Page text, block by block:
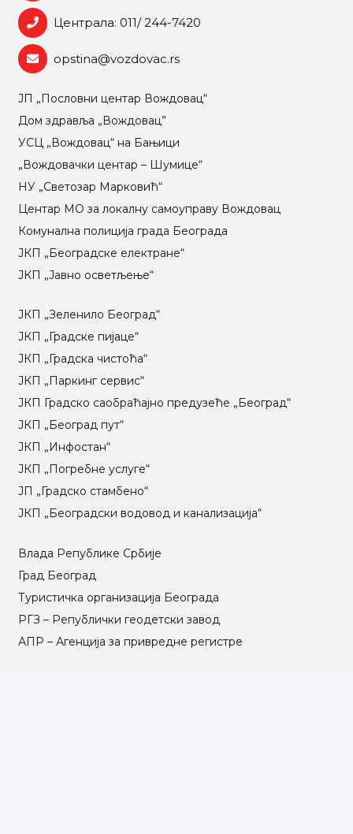
Централа: 011/ 244-7420
opstina@vozdovac.rs
ЈП „Пословни центар Вождовац“
Дом здравља „Вождовац”
УСЦ „Вождовац“ на Бањици
„Вождовачки центар – Шумице“
НУ „Светозар Марковић“
Центар МO за локалну самоуправу Вождовац
Комунална полиција града Београда
ЈКП „Београдске електране“
ЈКП „Јавно осветљење“
ЈКП „Зеленило Београд“
ЈКП „Градске пијаце“
ЈКП „Градска чистоћа“
ЈКП „Паркинг сервис“
ЈКП Градско саобраћајно предузеће „Београд“
ЈКП „Београд пут“
ЈКП „Инфостан“
ЈКП „Погребне услуге“
ЈП „Градско стамбено“
ЈКП „Београдски водовод и канализација“
Влада Републике Србије
Град Београд
Туристичка организација Београда
РГЗ – Републички геодетски завод
АПР – Агенција за привредне регистре